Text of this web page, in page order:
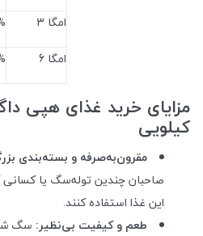
امگا 3
امگا 6
کیلویی
مقرون‌به‌صرفه و بسته‌بندی
صاحبان چندین توله‌سگ یا
این غذا استفاده کنند.
طعم و کیفیت بی‌نظیر: سگ